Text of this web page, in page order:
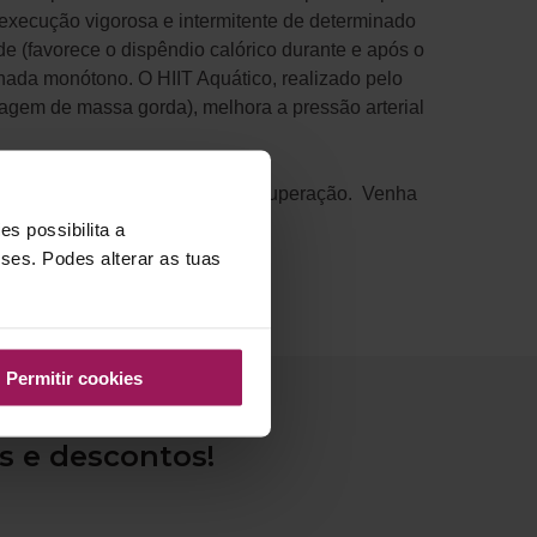
possibilita a
Podes alterar as tuas
Permitir cookies
vigorosa e intermitente de determinado
(favorece o dispêndio calórico durante e após o
monótono. O HIIT Aquático, realizado pelo
de massa gorda), melhora a pressão arterial
com períodos de recuperação. Venha
e descontos!